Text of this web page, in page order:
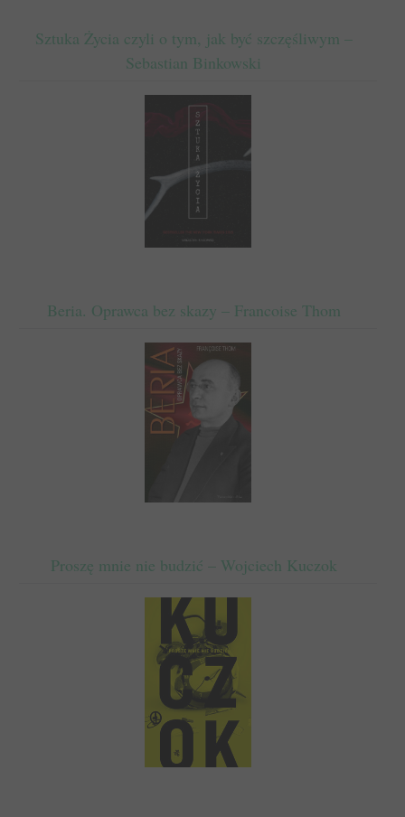
Sztuka Życia czyli o tym, jak być szczęśliwym –
Sebastian Binkowski
Beria. Oprawca bez skazy – Francoise Thom
Proszę mnie nie budzić – Wojciech Kuczok